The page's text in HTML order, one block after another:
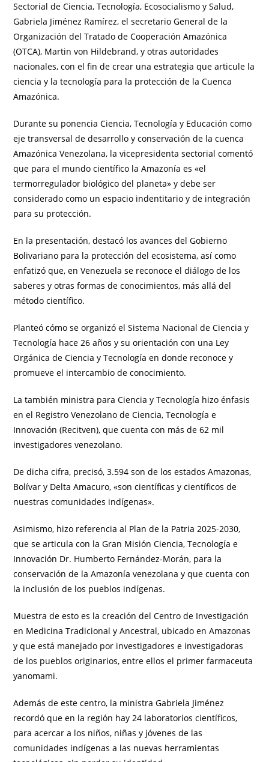
Sectorial de Ciencia, Tecnología, Ecosocialismo y Salud,
Gabriela Jiménez Ramírez, el secretario General de la
Organización del Tratado de Cooperación Amazónica
(OTCA), Martin von Hildebrand, y otras autoridades
nacionales, con el fin de crear una estrategia que articule la
ciencia y la tecnología para la protección de la Cuenca
Amazónica.
Durante su ponencia Ciencia, Tecnología y Educación como
eje transversal de desarrollo y conservación de la cuenca
Amazónica Venezolana, la vicepresidenta sectorial comentó
que para el mundo científico la Amazonía es «el
termorregulador biológico del planeta» y debe ser
considerado como un espacio indentitario y de integración
para su protección.
En la presentación, destacó los avances del Gobierno
Bolivariano para la protección del ecosistema, así como
enfatizó que, en Venezuela se reconoce el diálogo de los
saberes y otras formas de conocimientos, más allá del
método científico.
Planteó cómo se organizó el Sistema Nacional de Ciencia y
Tecnología hace 26 años y su orientación con una Ley
Orgánica de Ciencia y Tecnología en donde reconoce y
promueve el intercambio de conocimiento.
La también ministra para Ciencia y Tecnología hizo énfasis
en el Registro Venezolano de Ciencia, Tecnología e
Innovación (Recitven), que cuenta con más de 62 mil
investigadores venezolano.
De dicha cifra, precisó, 3.594 son de los estados Amazonas,
Bolívar y Delta Amacuro, «son científicas y científicos de
nuestras comunidades indígenas».
Asimismo, hizo referencia al Plan de la Patria 2025-2030,
que se articula con la Gran Misión Ciencia, Tecnología e
Innovación Dr. Humberto Fernández-Morán, para la
conservación de la Amazonía venezolana y que cuenta con
la inclusión de los pueblos indígenas.
Muestra de esto es la creación del Centro de Investigación
en Medicina Tradicional y Ancestral, ubicado en Amazonas
y que está manejado por investigadores e investigadoras
de los pueblos originarios, entre ellos el primer farmaceuta
yanomami.
Además de este centro, la ministra Gabriela Jiménez
recordó que en la región hay 24 laboratorios científicos,
para acercar a los niños, niñas y jóvenes de las
comunidades indígenas a las nuevas herramientas